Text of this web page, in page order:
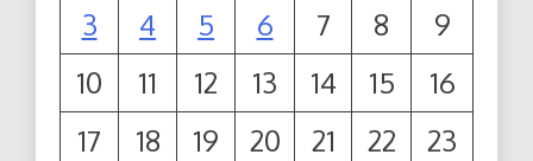
3
4 5 6 7 8
9
10
11 12 13 14 15
16
17
18 19 20 21 22
23